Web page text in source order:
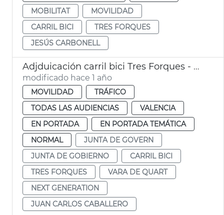
MOBILITAT
MOVILIDAD
CARRIL BICI
TRES FORQUES
JESÚS CARBONELL
Adjduicación carril bici Tres Forques - Vara de Quart
modificado hace 1 año
MOVILIDAD
TRÁFICO
TODAS LAS AUDIENCIAS
VALENCIA
EN PORTADA
EN PORTADA TEMÁTICA
NORMAL
JUNTA DE GOVERN
JUNTA DE GOBIERNO
CARRIL BICI
TRES FORQUES
VARA DE QUART
NEXT GENERATION
JUAN CARLOS CABALLERO